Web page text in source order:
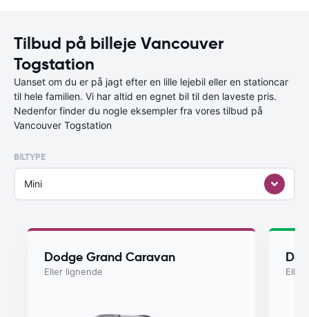
Tilbud på billeje Vancouver
Togstation
Uanset om du er på jagt efter en lille lejebil eller en stationcar
til hele familien. Vi har altid en egnet bil til den laveste pris.
Nedenfor finder du nogle eksempler fra vores tilbud på
Vancouver Togstation
BILTYPE
Mini
Dodge Grand Caravan
Eller lignende Eller